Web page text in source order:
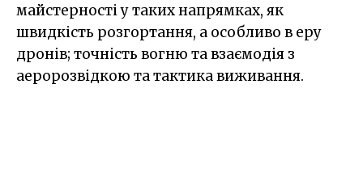
майстерності у таких напрямках, як
швидкість розгортання, а особливо в еру
дронів; точність вогню та взаємодія з
аеророзвідкою та тактика виживання.